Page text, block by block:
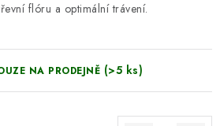
flóru a optimální trávení.
NA PRODEJNĚ (>5 ks)